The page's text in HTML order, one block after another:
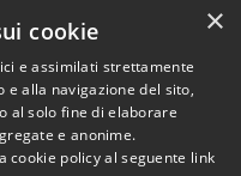
Copyright © 2026 • Comune di
Dalmine • Powered by
×
cookie
e assimilati strettamente
alla navigazione del sito,
al solo fine di elaborare
e anonime.
cookie policy al seguente link